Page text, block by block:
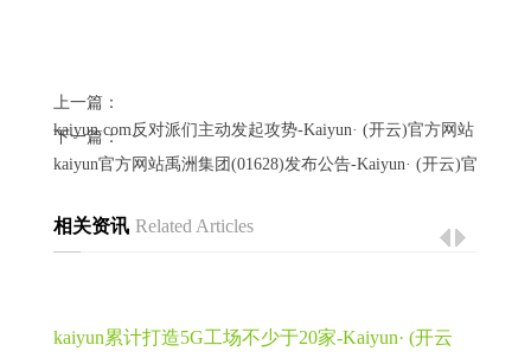
上一篇：
kaiyun.com反对派们主动发起攻势-Kaiyun· (开云)官方网站 登录
下一篇：
kaiyun官方网站禹洲集团(01628)发布公告-Kaiyun· (开云)官方网
相关资讯 Related Articles
kaiyun累计打造5G工场不少于20家-Kaiyun· (开云